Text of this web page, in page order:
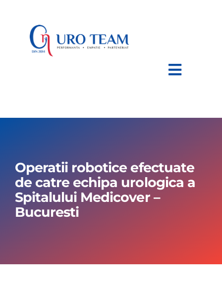
Toggle
AFECTIUNI
TRATAMENTE
Operatii robotice efectuate
de catre echipa urologica a
Spitalului Medicover –
Bucuresti